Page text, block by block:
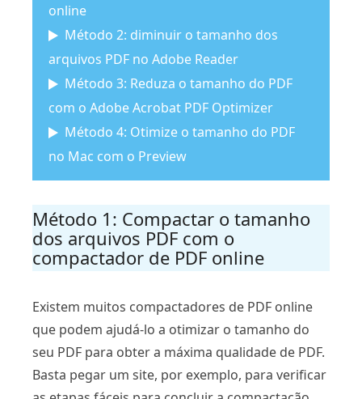
online
Método 2: diminuir o tamanho dos
arquivos PDF no Adobe Reader
Método 3: Reduza o tamanho do PDF
com o Adobe Acrobat PDF Optimizer
Método 4: Otimize o tamanho do PDF
no Mac com o Preview
Método 1: Compactar o tamanho
dos arquivos PDF com o
compactador de PDF online
Existem muitos compactadores de PDF online
que podem ajudá-lo a otimizar o tamanho do
seu PDF para obter a máxima qualidade de PDF.
Basta pegar um site, por exemplo, para verificar